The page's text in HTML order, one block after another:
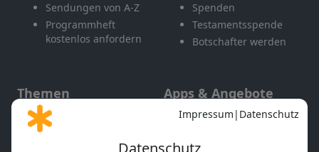
Sendungen von A-Z
Programmheft
kostenlos anfordern
Spenden
Testamentsspende
Botschafter werden
Themen
Gott und Bibel erklärt
Apps & Angebote
Mobile App